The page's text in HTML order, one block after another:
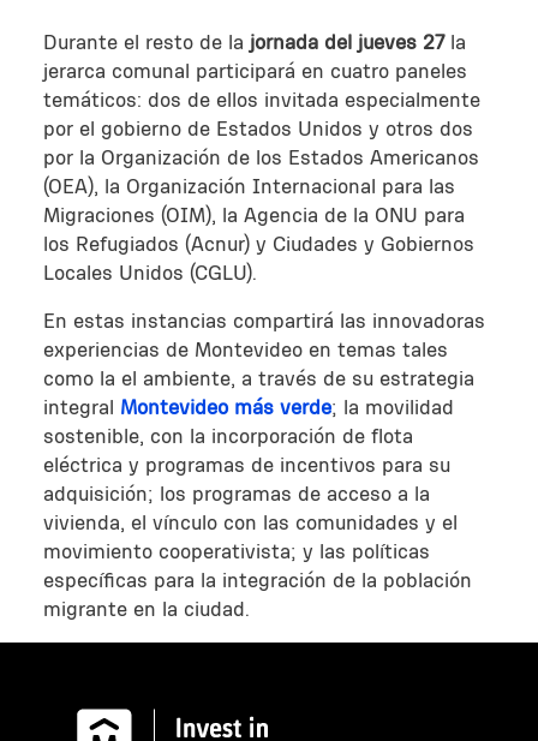
Durante el resto de la jornada del jueves 27la
jerarca comunal participará en cuatro paneles
temáticos: dos de ellos invitada especialmente
por el gobierno de Estados Unidos y otros dos
por la Organización de los Estados Americanos
(OEA), la Organización Internacional para las
Migraciones (OIM), la Agencia de la ONU para
los Refugiados (Acnur) y Ciudades y Gobiernos
Locales Unidos (CGLU).
En estas instancias compartirá las innovadoras
experiencias de Montevideo en temas tales
como la el ambiente, a través de su estrategia
integral Montevideo más verde; la movilidad
sostenible, con la incorporación de flota
eléctrica y programas de incentivos para su
adquisición; los programas de acceso a la
vivienda, el vínculo con las comunidades y el
movimiento cooperativista; y las políticas
específicas para la integración de la población
migrante en la ciudad.